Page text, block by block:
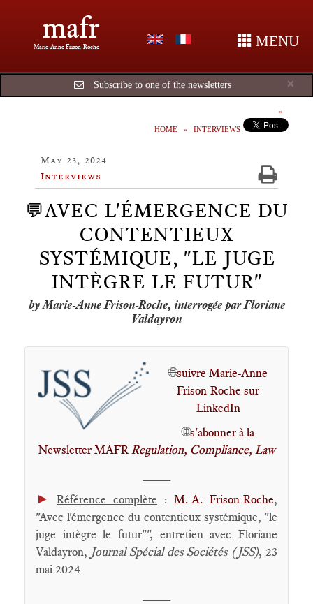
mafr
Marie-Anne Frison-Roche MENU
×
Subscribe to one of the newsletters
HOME INTERVIEWS
May 23, 2024
Interviews
💬AVEC L'ÉMERGENCE DU
CONTENTIEUX
SYSTÉMIQUE, "LE JUGE
INTÈGRE LE FUTUR"
by Marie-Anne Frison-Roche, interrogée par Floriane
Valdayron
🌐suivre Marie-Anne
Frison-Roche sur
LinkedIn
🌐s'abonner à la
Newsletter MAFR Regulation, Compliance, Law
► Référence complète : M.-A. Frison-Roche,
"Avec l'émergence du contentieux systémique, "le
juge intègre le futur"", entretien avec Floriane
Valdayron, Journal Spécial des Sociétés (JSS), 23
mai 2024